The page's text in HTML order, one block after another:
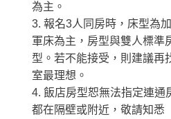
為主。
3. 報名3人同房時，床型為
軍床為主，房型與雙人標準
型。若不能接受，則建議再
室最理想。
4. 飯店房型恕無法指定連通
都在隔壁或附近，敬請知悉